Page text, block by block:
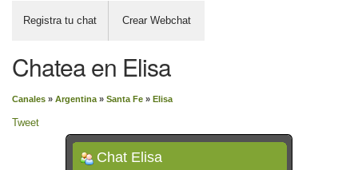
Registra tu chat Crear Webchat
Chatea en Elisa
Canales » Argentina » Santa Fe » Elisa
Tweet
Chat Elisa